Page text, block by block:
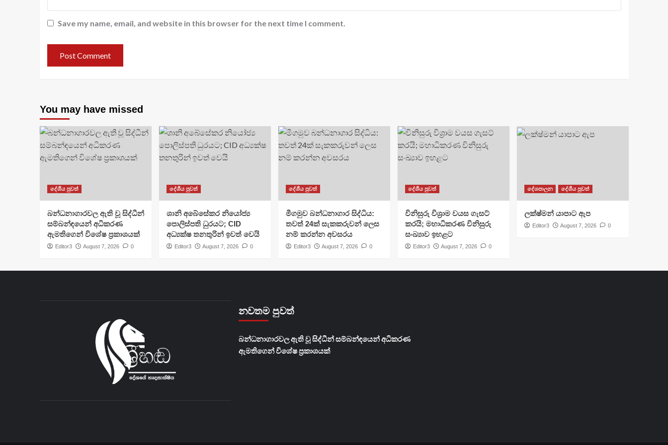
Save my name, email, and website in this browser for the next time I comment.
You may have missed
දේශීය පුවත්
බන්ධනාගාරවල ඇති වූ සිද්ධීන්
සම්බන්ඳයෙන් අධිකරණ
ඇමතිගෙන් විශේෂ ප්‍රකාශයක්
Editor3 August 7, 2026 0
දේශීය පුවත්
ශානි අබේසේකර නියෝජ්‍ය
පොලිස්පති ධුරයට; CID
අධ්‍යක්ෂ තනතුරින් ඉවත් වෙයි
Editor3 August 7, 2026 0
දේශීය පුවත්
මීගමුව බන්ධනාගාර සිද්ධිය:
තවත් 24ක් සැකකරුවන් ලෙස
නම් කරන්න අවසරය
Editor3 August 7, 2026 0
දේශීය පුවත්
විනිසුරු විශ්‍රාම වයස ගැසට්
කරයි; මහාධිකරණ විනිසුරු
සංඛ්‍යාව ඉහළට
Editor3 August 7, 2026 0
දේශපාලන දේශීය පුවත්
ලක්ෂ්මන් යාපාට ඇප
Editor3 August 7, 2026 0
නවතම පුවත්
බන්ධනාගාරවල ඇති වූ සිද්ධීන් සම්බන්ඳයෙන් අධිකරණ
ඇමතිගෙන් විශේෂ ප්‍රකාශයක්